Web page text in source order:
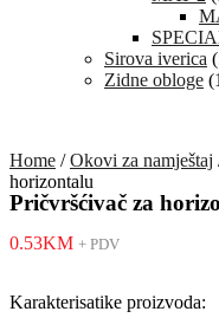
Sirova iverica
Zidne obloge
Home /Okovi za namještaj
horizontalu
Pričvršćivač za
0.53KM + PDV
Karakterisatike proizvoda: